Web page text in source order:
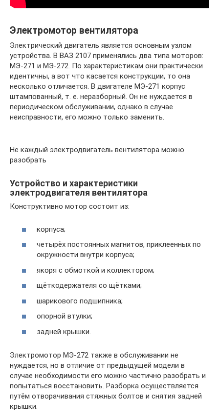
Электромотор вентилятора
Электрический двигатель является основным узлом
устройства. В ВАЗ 2107 применялись два типа моторов:
МЭ-271 и МЭ-272. По характеристикам они практически
идентичны, а вот что касается конструкции, то она
несколько отличается. В двигателе МЭ-271 корпус
штампованный, т. е. неразборный. Он не нуждается в
периодическом обслуживании, однако в случае
неисправности, его можно только заменить.
Не каждый электродвигатель вентилятора можно
разобрать
Устройство и характеристики
электродвигателя вентилятора
Конструктивно мотор состоит из:
корпуса;
четырёх постоянных магнитов, приклеенных по
окружности внутри корпуса;
якоря с обмоткой и коллектором;
щёткодержателя со щётками;
шарикового подшипника;
опорной втулки;
задней крышки.
Электромотор МЭ-272 также в обслуживании не
нуждается, но в отличие от предыдущей модели в
случае необходимости его можно частично разобрать и
попытаться восстановить. Разборка осуществляется
путём отворачивания стяжных болтов и снятия задней
крышки.